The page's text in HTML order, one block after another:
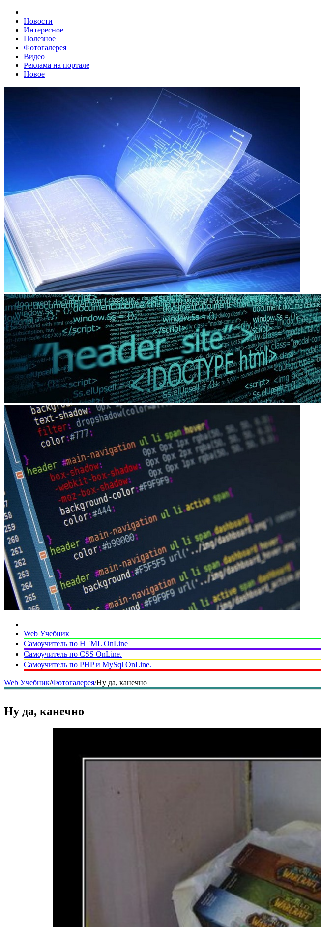
Новости
Интересное
Полезное
Фотогалерея
Видео
Реклама на портале
Новое
Web Учебник
Самоучитель по HTML OnLine
Самоучитель по CSS OnLine.
Самоучитель по PHP и MySql OnLine.
Web Учебник/Фотогалерея/Ну да, канечно
Ну да, канечно